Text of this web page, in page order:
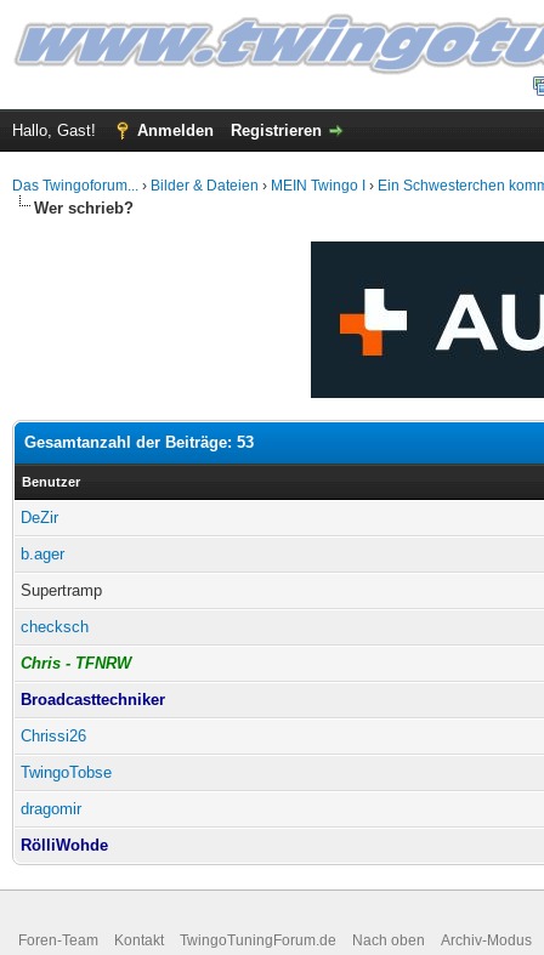
Hallo, Gast! Anmelden Registrieren
Das Twingoforum... › Bilder & Dateien › MEIN Twingo I › Ein Schwesterchen
Wer schrieb?
Gesamtanzahl der Beiträge: 53
Benutzer
DeZir
b.ager
Supertramp
checksch
Chris - TFNRW
Broadcasttechniker
Chrissi26
TwingoTobse
dragomir
RölliWohde
Foren-Team Kontakt TwingoTuningForum.de Nach oben Archiv-Modus